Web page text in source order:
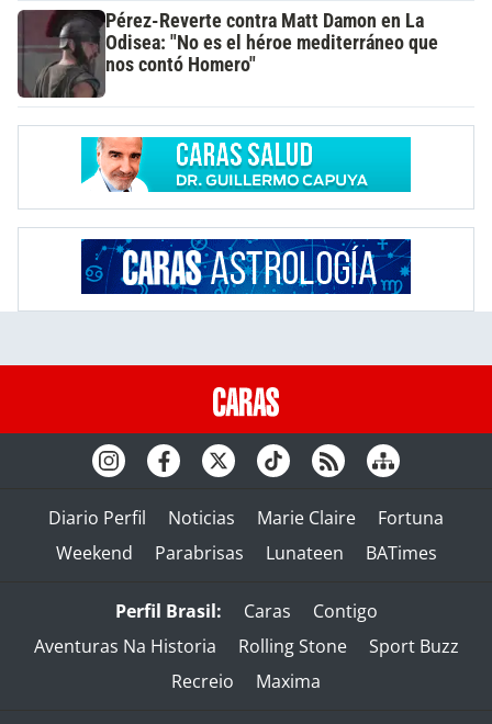
Pérez-Reverte contra Matt Damon en La
Odisea: "No es el héroe mediterráneo que
nos contó Homero"
Diario Perfil Noticias Marie Claire
Fortuna
Weekend
Parabrisas Lunateen BATimes
Perfil Brasil: Caras
Contigo
Aventuras Na Historia
Rolling Stone
Sport Buzz
Recreio
Maxima